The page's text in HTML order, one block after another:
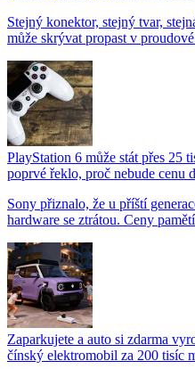
Stejný konektor, stejný tvar,
může skrývat propast v
PlayStation 6 může stát přes 25
poprvé řeklo, proč nebude cenu
Sony přiznalo, že u příští
hardware se ztrátou. Ceny
Zaparkujete a auto si zdarma
čínský elektromobil za 200 tisíc